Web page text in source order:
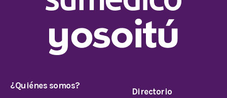
¿Quiénes somos?
Directorio